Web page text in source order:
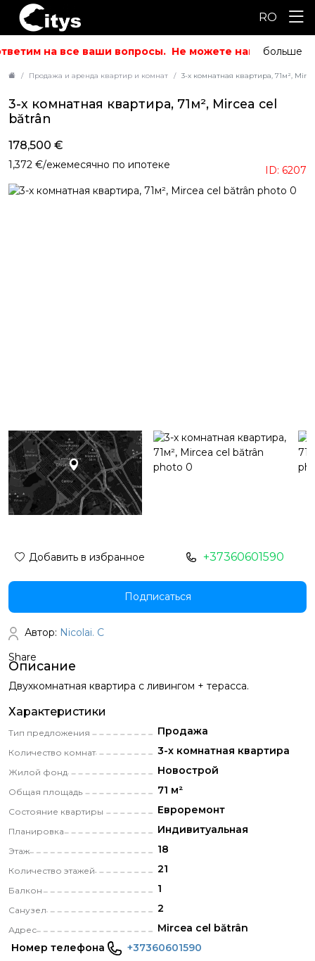
RO
на все ваши вопросы. Не можете найти то, что
больше
Продажа и аренда квартир и комнат 3-х комнатная квартира, 71м²,
Описание
Двухкомнатная квартира с ливингом + терасса.
Характеристики
Тип предложения Продажа
Количество комнат 3-х комнатная квартира
Жилой фонд Новострой
Общая площадь 71 м²
Состояние квартиры Eвроремонт
Планировка Индивитуальная
Этаж 18
Количество этажей 21
Балкон 1
Санузел 2
Адрес
Mircea cel bătrân
Номер телефона
+37360601590
3-х комнатная квартира, 71м², Mircea cel
bătrân
ID: 6207
178,500 €
1,372 €/ежемесячно по ипотеке
Добавить в избранное +37360601590
Подписаться
Автор: Nicolai. C
Share